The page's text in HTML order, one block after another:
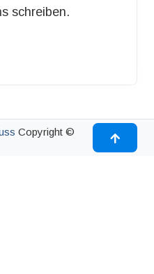
schreiben.
Copyright ©